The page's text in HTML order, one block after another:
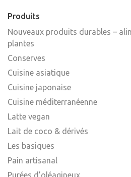
Produits
Nouveaux produits durables –
plantes
Conserves
Cuisine asiatique
Cuisine japonaise
Cuisine méditerranéenne
Latte vegan
Lait de coco & dérivés
Les basiques
Pain artisanal
Purées d’oléagineux